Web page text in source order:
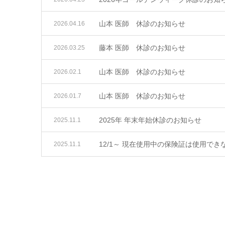
山本 医師 休診のお知らせ
2026.04.16
藤本 医師 休診のお知らせ
2026.03.25
山本 医師 休診のお知らせ
2026.02.1
山本 医師 休診のお知らせ
2026.01.7
2025年 年末年始休診のお知らせ
2025.11.1
12/1～ 現在使用中の保険証は使用でき
2025.11.1